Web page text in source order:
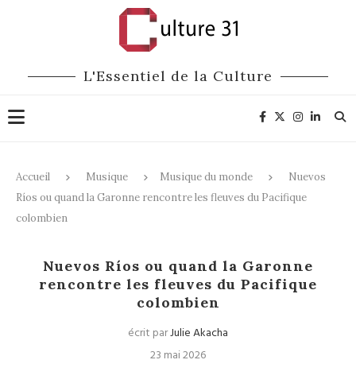
L'Essentiel de la Culture
Accueil Musique Musique du monde
Nuevos
Ríos ou quand la Garonne rencontre les fleuves du Pacifique
colombien
Nuevos Ríos ou quand la Garonne
rencontre les fleuves du Pacifique
colombien
écrit parJulie Akacha
23 mai 2026